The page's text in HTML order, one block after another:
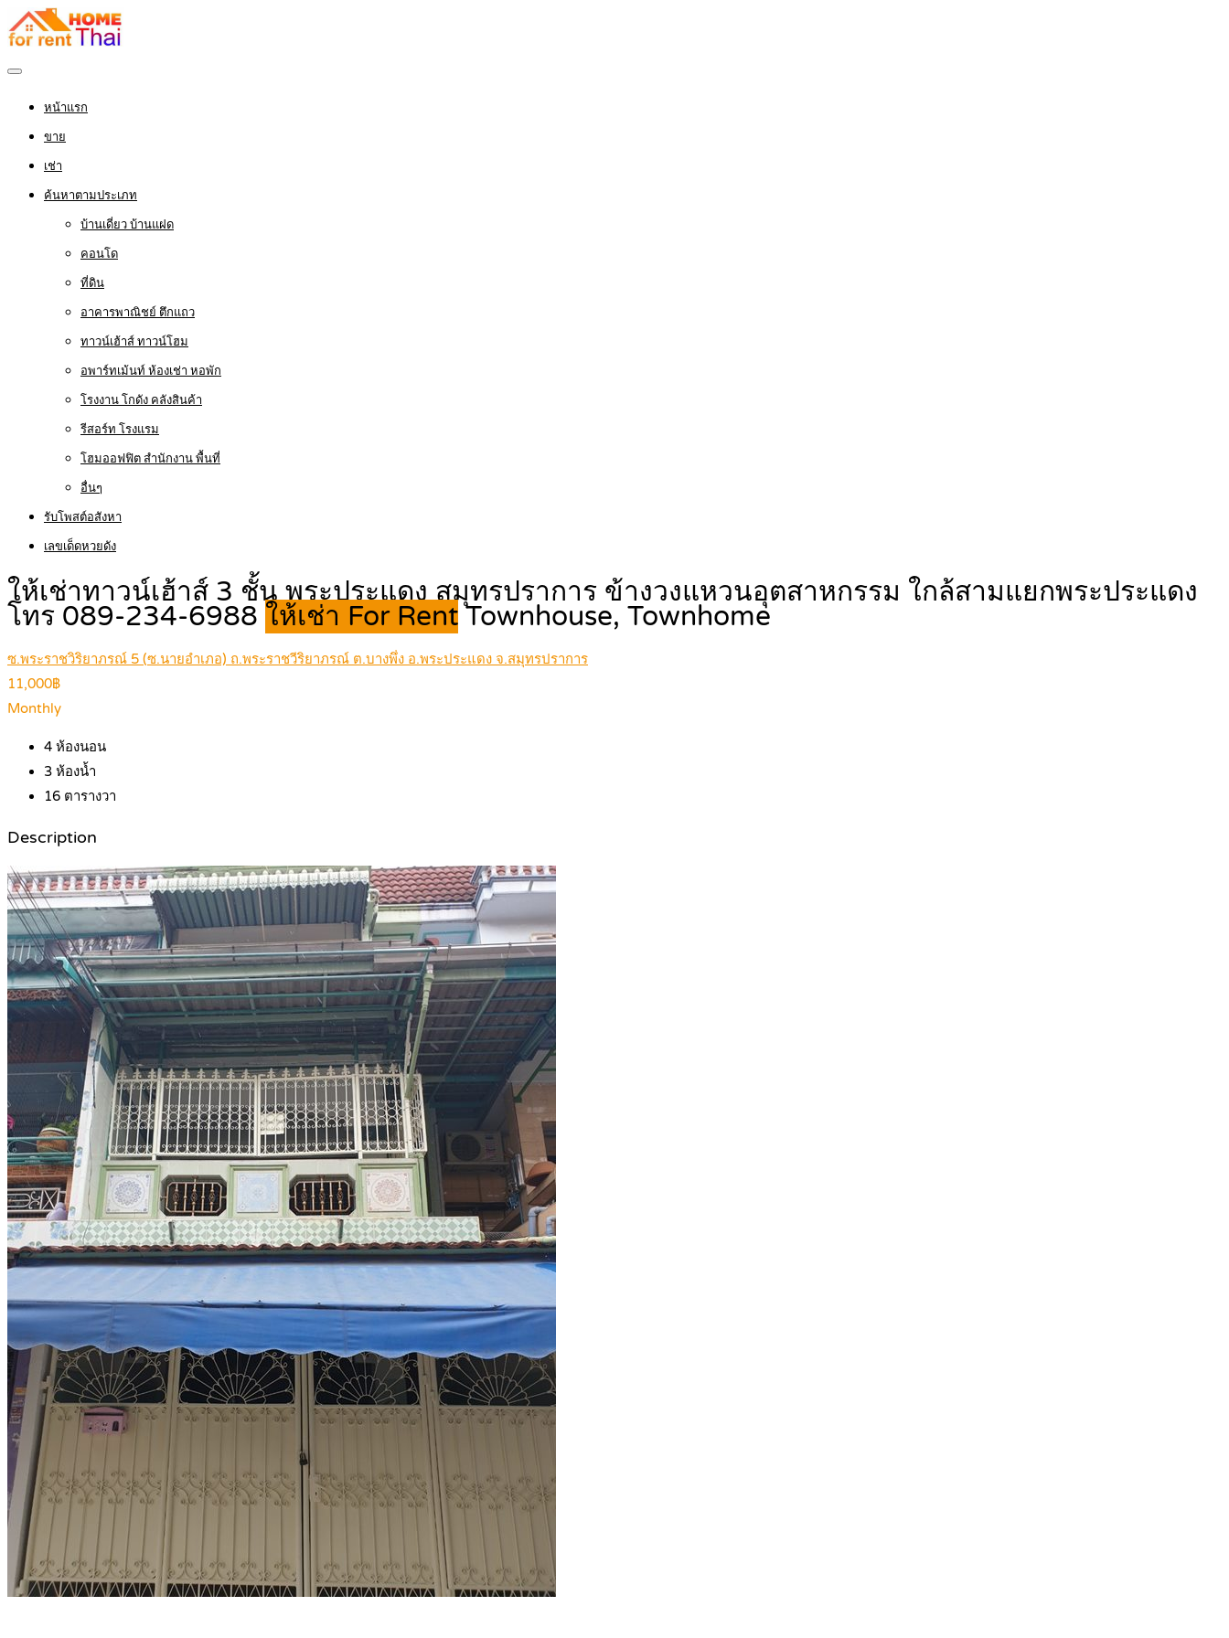
หน้าแรก
ขาย
เช่า
ค้นหาตามประเภท
บ้านเดี่ยว บ้านแฝด
คอนโด
ที่ดิน
อาคารพาณิชย์ ตึกแถว
ทาวน์เฮ้าส์ ทาวน์โฮม
อพาร์ทเม้นท์ ห้องเช่า หอพัก
โรงงาน โกดัง คลังสินค้า
รีสอร์ท โรงแรม
โฮมออฟฟิต สำนักงาน พื้นที่
อื่นๆ
รับโพสต์อสังหา
เลขเด็ดหวยดัง
ให้เช่าทาวน์เฮ้าส์ 3 ชั้น พระประแดง สมุทรปราการ ข้างวงแหวนอุตสาหกรรม ใกล้สามแยกพระประแดง
โทร 089-234-6988 ให้เช่า For Rent Townhouse, Townhome
ซ.พระราชวิริยาภรณ์ 5 (ซ.นายอำเภอ) ถ.พระราชวีริยาภรณ์ ต.บางพึ่ง อ.พระประแดง จ.สมุทรปราการ
11,000฿
Monthly
4 ห้องนอน
3 ห้องน้ำ
16 ตารางวา
Description